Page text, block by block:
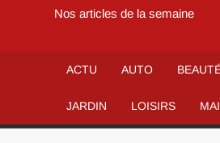
Nos articles de la semaine
ACTU AUTO
JARDIN LOISIRS